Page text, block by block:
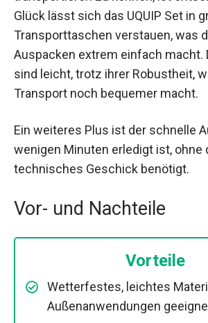
Glück lässt sich das UQUIP Set in
Transporttaschen verstauen, was
Auspacken extrem einfach macht.
sind leicht, trotz ihrer Robustheit,
Transport noch bequemer macht.
Ein weiteres Plus ist der schnelle
wenigen Minuten erledigt ist, ohne
technisches Geschick benötigt.
Vor- und Nachteile
Vorteile
Wetterfestes, leichtes
Außenanwendungen